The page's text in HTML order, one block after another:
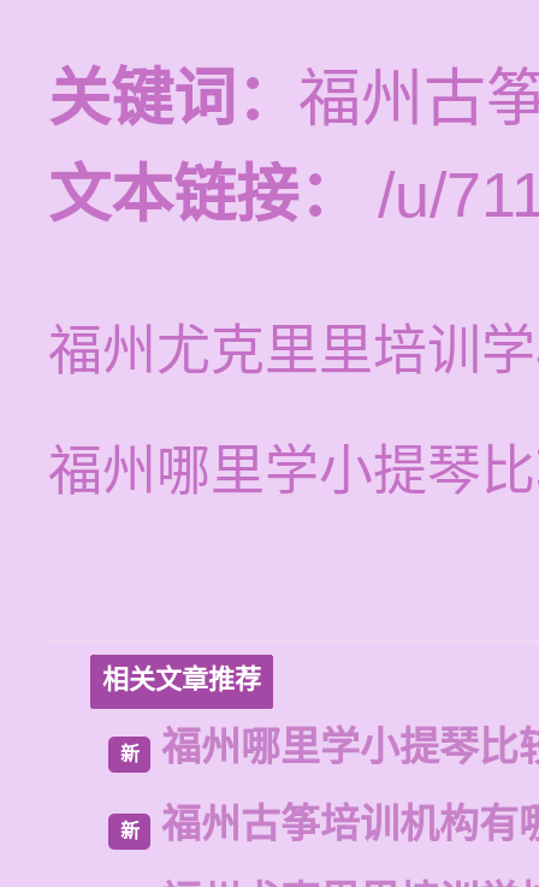
关键词： 福州古
文本链接：
/u/
福州尤克里里培训
福州哪里学小提琴
相关文章推荐
新 福州哪里学小提琴比
新
福州古筝培训机构有